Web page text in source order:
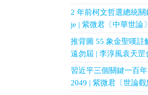
2 年前柯文哲選總統關
je | 紫微君〔中華世論
推背圖 55 象金聖嘆註
遠勿屆 | 李淳風袁天罡
習近平三個關鍵一百年
2049 | 紫微君〔世論觀